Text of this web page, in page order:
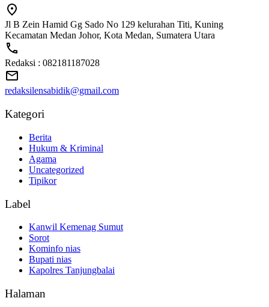
Jl B Zein Hamid Gg Sado No 129 kelurahan Titi, Kuning
Kecamatan Medan Johor, Kota Medan, Sumatera Utara
Redaksi : 082181187028
redaksilensabidik@gmail.com
Kategori
Berita
Hukum & Kriminal
Agama
Uncategorized
Tipikor
Label
Kanwil Kemenag Sumut
Sorot
Kominfo nias
Bupati nias
Kapolres Tanjungbalai
Halaman